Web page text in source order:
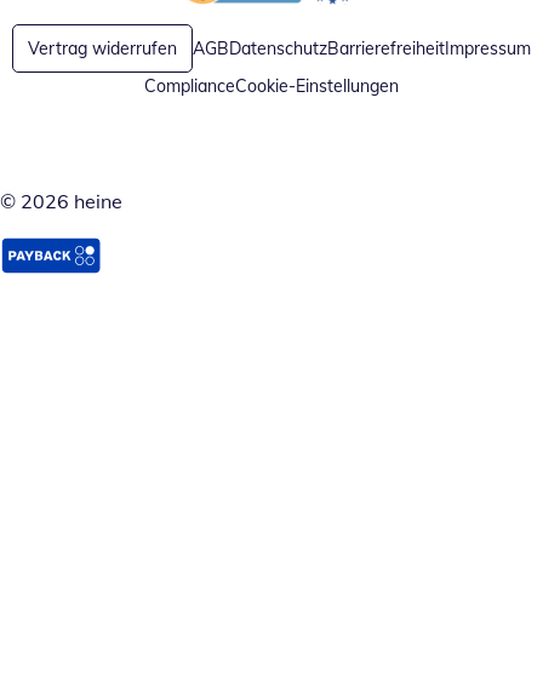
Öffnet in neuem FensterÖffnet in neuem Fenster
Vertrag widerrufen AGBDatenschutzBarrierefreiheitImpressum
ComplianceCookie-Einstellungen
© 2026 heine